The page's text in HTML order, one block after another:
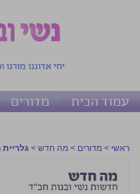
יחי אדוננו
עמוד הבית מדורים
ראשי > מדורים > מה חדש >